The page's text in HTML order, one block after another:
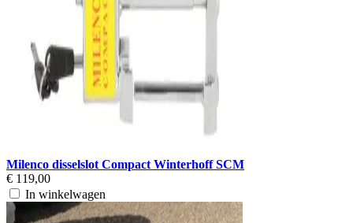
Milenco disselslot Compact Winterhoff SCM
€ 119,00
In winkelwagen